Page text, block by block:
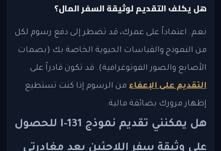
هل يكلف التقديم لوثيقة السفر المال؟
نعم. اعتماداً على عمرك، قد تضطر إلى دفع رسوم لكل
من النموذج والقياسات الحيوية الخاصة بك (بصمات
الأصابع والصور الفوتوغرافية). قد تكون قادراً على
التقديم على الإعفاء من الرسوم إذا كنت تستطيع
إظهار مرورك بضائقة مالية.
هل يمكنني تقديم نموذج I-131 للحصول